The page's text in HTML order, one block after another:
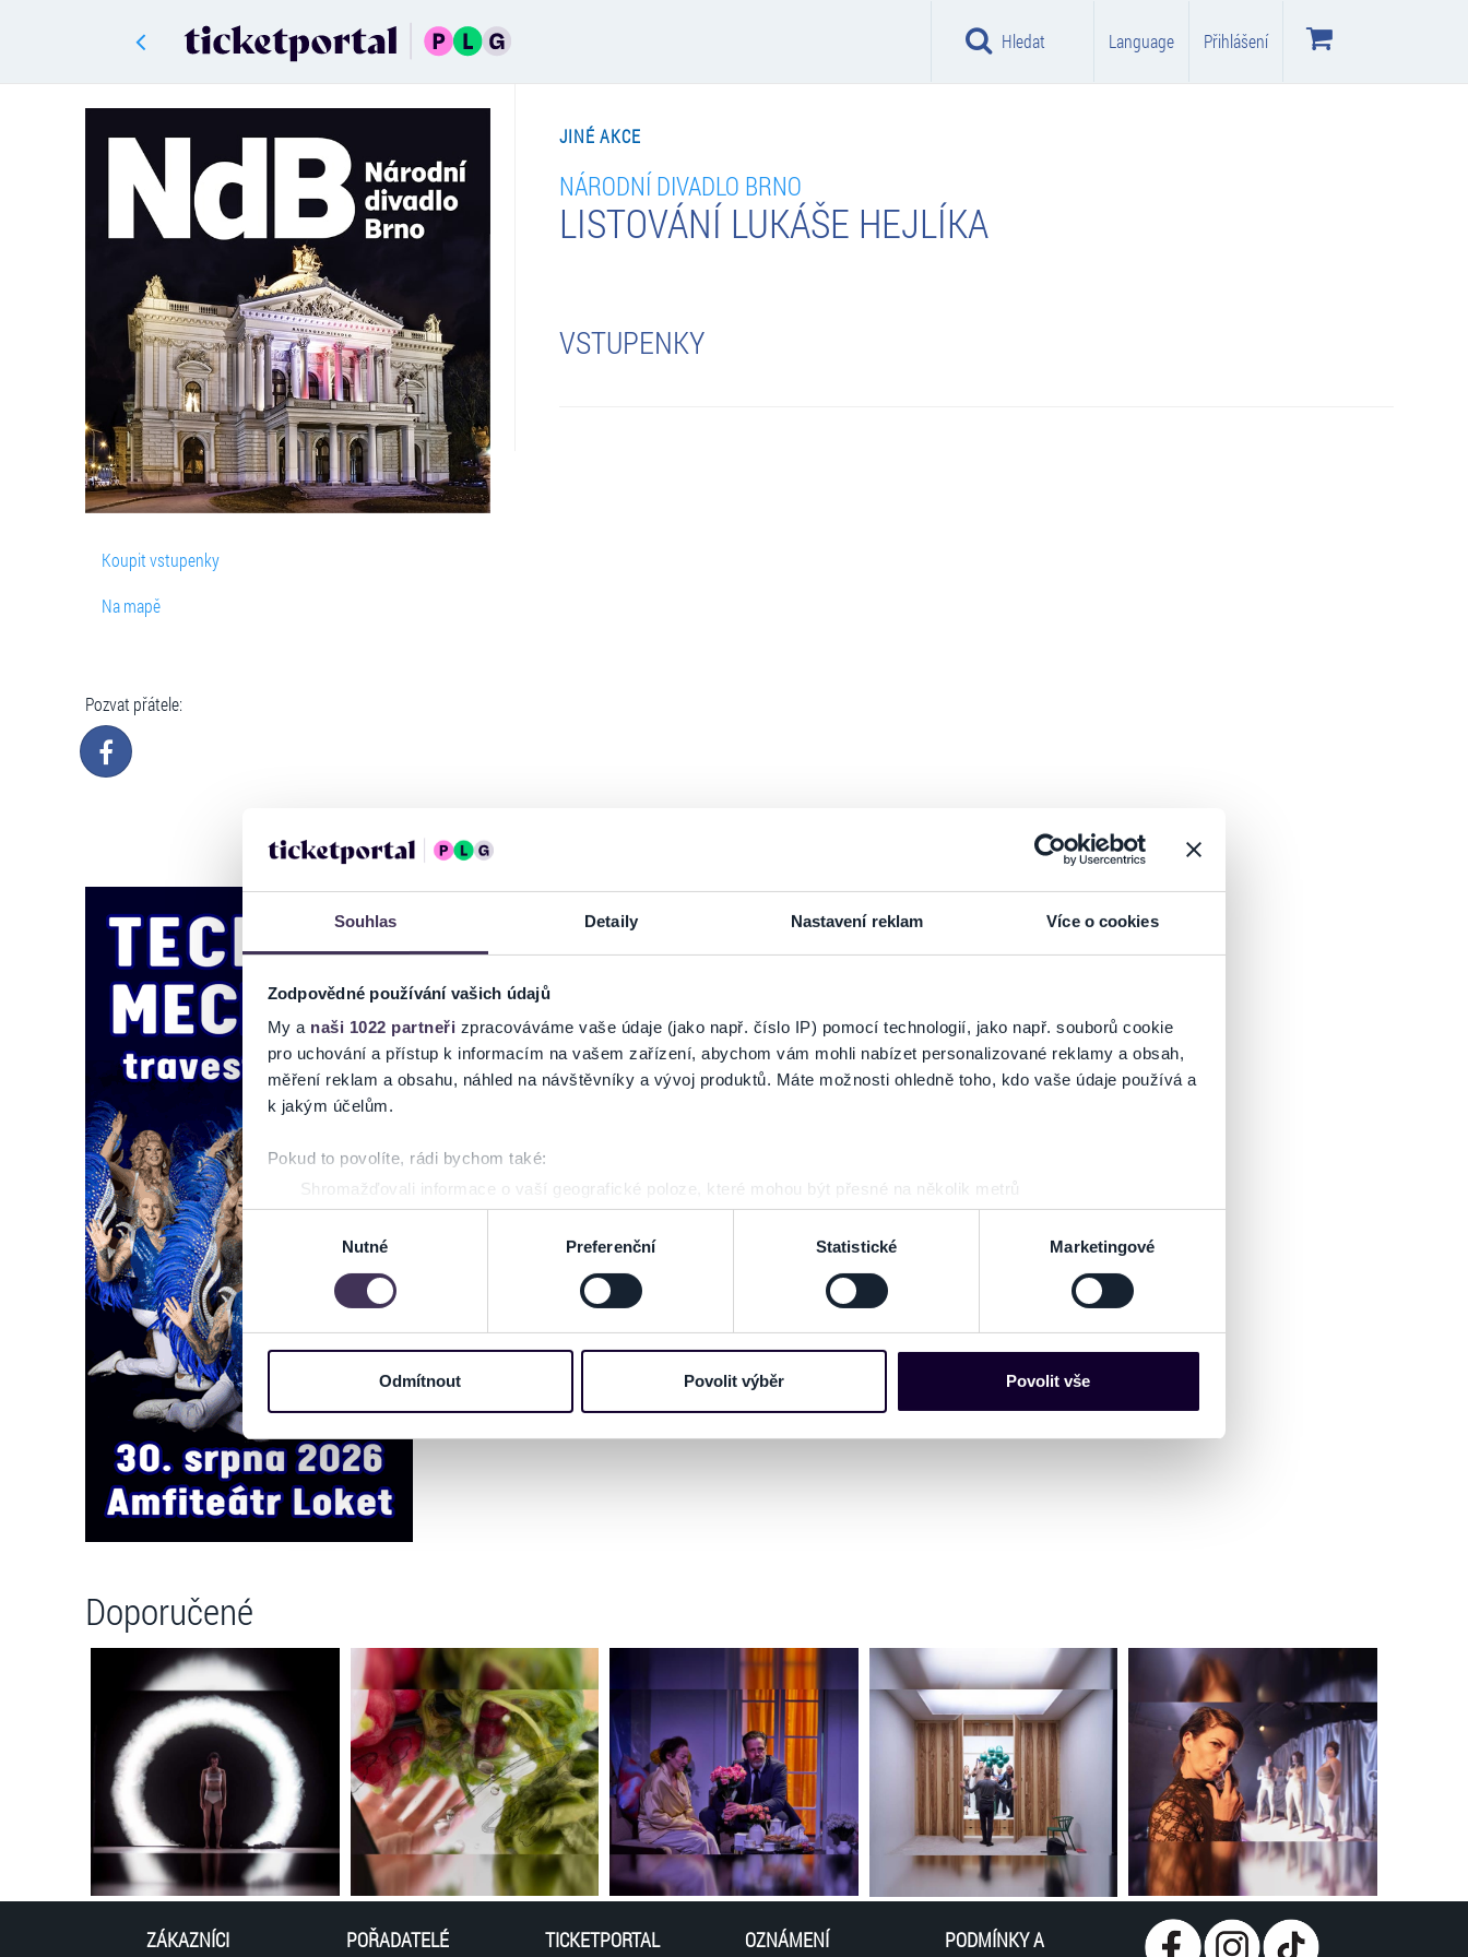
Souhlas Detaily Nastavení reklam Více o cookies
Zodpovědné používání vašich údajů
My a naši 1022 partneři zpracováváme vaše údaje (jako např. číslo IP) pomocí technologií, jako např. souborů cookie
pro uchování a přístup k informacím na vašem zařízení, abychom vám mohli nabízet personalizované reklamy a obsah,
měření reklam a obsahu, náhled na návštěvníky a vývoj produktů. Máte možnosti ohledně toho, kdo vaše údaje používá a
k jakým účelům.
Pokud to povolíte, rádi bychom také:
Shromažďovali informace o vaší geografické poloze, které mohou být přesné na několik metrů
Identifikovali vaše zařízení pomocí aktivního skenování pro konkrétní charakteristiky (otisk prstu)
Zjistěte více o tom, jak zpracováváme vaše osobní údaje, a nastavte si předvolby v
části s podrobnostmi. Svůj souhlas
můžete kdykoliv změnit nebo odvolat v části Prohlášení o souborech cookie.
informace o vašem zařízení nebo vaší aktivitě na našich webových stránkách. Tyto informace mohou představovat
osobní údaje. Získané informace používáme např. k analýze návštěvnosti webu nebo k personalizaci obsahu a reklam.
Jaké typy cookies používáme, naleznete níže. Možnosti zpracování upravíte zaškrtnutím příslušné varianty. Svoji volbu
můžete kdykoliv změnit v zápatí stránky v záložce „Cookies a jejich nastavení“.
Výběr
souhlasu
Nutné Preferenční Statistické Marketingové
Odmítnout Povolit výběr Povolit vše
Hledat Language Přihlášení
Koupit vstupenky
Na mapě
Pozvat přátele:
JINÉ AKCE
NÁRODNÍ DIVADLO BRNO
LISTOVÁNÍ LUKÁŠE HEJLÍKA
VSTUPENKY
Doporučené
ZÁKAZNÍCI POŘADATELÉ TICKETPORTAL OZNÁMENÍ
PODMÍNKY A